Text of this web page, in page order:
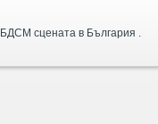
сцената в България .